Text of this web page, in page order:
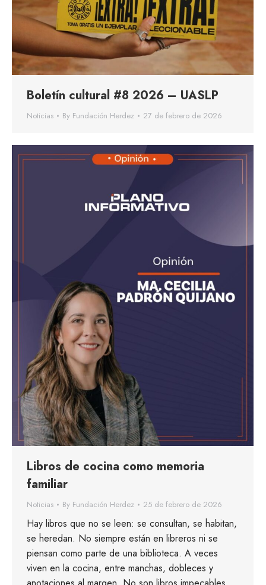
Boletín cultural #8 2026 – UASLP
Noticias By Fundación Herdez 27 de febrero de 2026
Libros de cocina como memoria
familiar
Noticias By Fundación Herdez 25 de febrero de 2026
Hay libros que no se leen: se consultan, se habitan,
se heredan. No siempre están en libreros ni se
piensan como parte de una biblioteca. A veces
viven en la cocina, entre manchas, dobleces y